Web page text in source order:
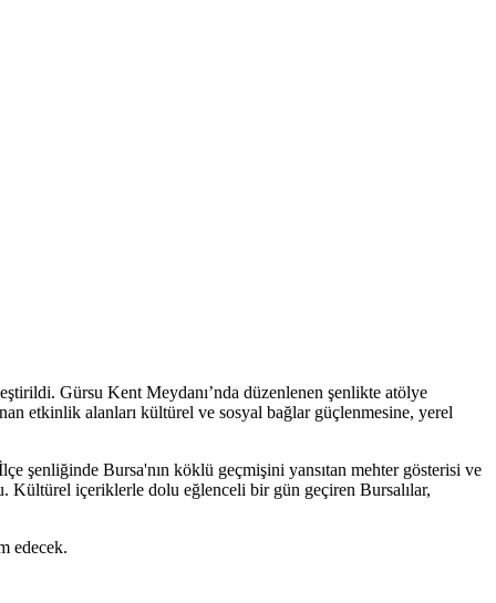
Gürsu Kent Meydanı’nda düzenlenen şenlikte atölye
etkinlik alanları kültürel ve sosyal bağlar güçlenmesine, yerel
şenliğinde Bursa'nın köklü geçmişini yansıtan mehter gösterisi ve
Kültürel içeriklerle dolu eğlenceli bir gün geçiren Bursalılar,
edecek.